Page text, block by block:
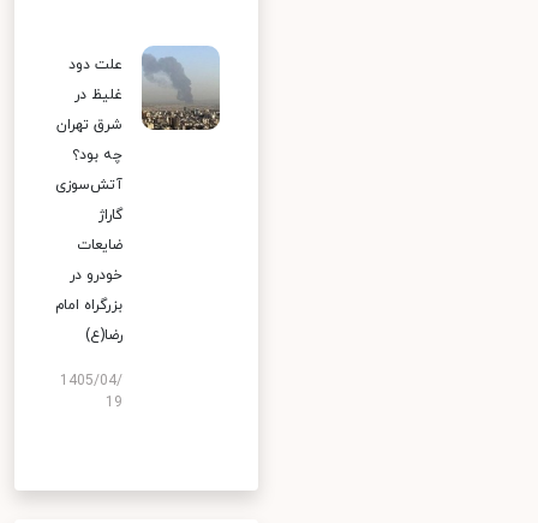
علت دود
غلیظ در
شرق تهران
چه بود؟
آتش‌سوزی
گاراژ
ضایعات
خودرو در
بزرگراه امام
رضا(ع)
1405/04/
19